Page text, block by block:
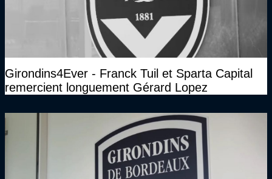
Girondins4Ever - Franck Tuil et Sparta Capital
remercient longuement Gérard Lopez